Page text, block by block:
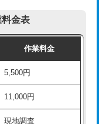
38,500円
38,500円
22,000円
22,000円+材料費
金表
作業料金
5,500円
11,000円
現地調査